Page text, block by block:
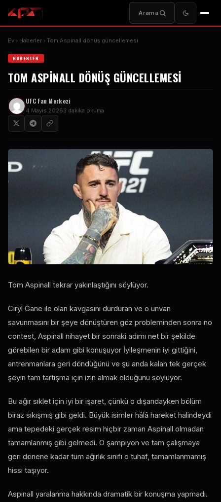
Arama
Ev Haberler Tom Aspinall dönüş güncellemesi
HABERLER
TOM ASPINALL DÖNÜŞ GÜNCELLEMESI
UFCFan Merkezi
4 Mayıs 20263 dakika okuma
Tom Aspinall tekrar yakınlaştığını söylüyor.
Ciryl Gane ile olan kavgasını durduran ve o unvan
savunmasını bir şeye dönüştüren göz probleminden sonra no
contest, Aspinall nihayet bir sonraki adımı net bir şekilde
görebilen bir adam gibi konuşuyor İyileşmenin iyi gittiğini,
antrenmanlara geri döndüğünü ve şu anda kalan tek gerçek
şeyin tam tartışma için izin almak olduğunu söylüyor.
Bu ağır sıklet için iyi bir işaret, çünkü o dışarıdayken bölüm
biraz sıkışmış gibi geldi. Büyük isimler hâlâ hareket halindeydi
ama tepedeki gerçek resim hiçbir zaman Aspinall olmadan
tamamlanmış gibi gelmedi. O şampiyon ve tam çalışmaya
geri dönene kadar tüm ağırlık sınıfı o tuhaf, tamamlanmamış
hissi taşıyor.
Aspinall yaralanma hakkında dramatik bir konuşma yapmadı.